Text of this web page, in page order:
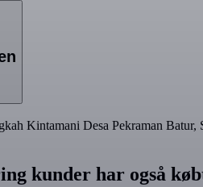
Kintamani Desa Pekraman
kunder har også